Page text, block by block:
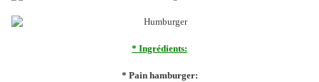
* Ingrédients:
* Pain hamburger: